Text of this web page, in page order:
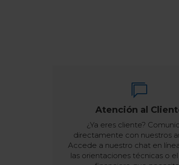
Atención al
¿Ya eres cliente?
directamente con nuestros
Accede a nuestro chat en
las orientaciones técnicas o